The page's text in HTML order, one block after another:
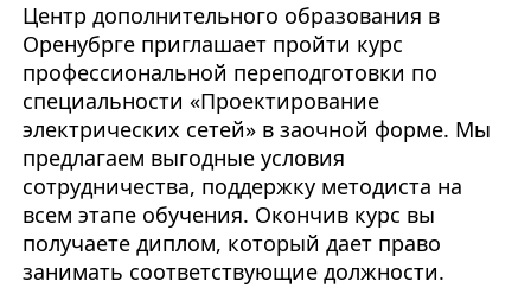
Центр дополнительного образования в
Оренубрге приглашает пройти курс
профессиональной переподготовки по
специальности «Проектирование
электрических сетей» в заочной форме. Мы
предлагаем выгодные условия
сотрудничества, поддержку методиста на
всем этапе обучения. Окончив курс вы
получаете диплом, который дает право
занимать соответствующие должности.